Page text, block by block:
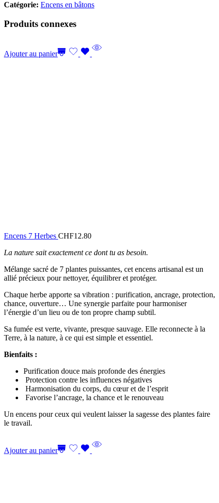
Catégorie: Encens en bâtons
Produits connexes
Ajouter au panier
Encens 7 Herbes CHF12.80
La nature sait exactement ce dont tu as besoin.
Mélange sacré de 7 plantes puissantes, cet encens artisanal est un
allié précieux pour nettoyer, équilibrer et protéger.
Chaque herbe apporte sa vibration : purification, ancrage, protection,
chance, ouverture… Une synergie parfaite pour harmoniser
l’énergie d’un lieu ou de ton propre champ subtil.
Sa fumée est verte, vivante, presque sauvage. Elle reconnecte à la
Terre, à la nature, à ce qui est simple et essentiel.
Bienfaits :
Purification douce mais profonde des énergies
Protection contre les influences négatives
Harmonisation du corps, du cœur et de l’esprit
Favorise l’ancrage, la chance et le renouveau
Un encens pour ceux qui veulent laisser la sagesse des plantes faire
le travail.
Ajouter au panier